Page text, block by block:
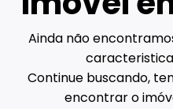
Ainda não
Continue buscando,
encontrar o